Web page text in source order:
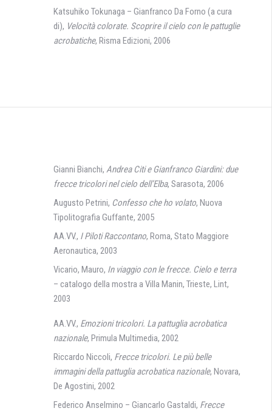
Katsuhiko Tokunaga – Gianfranco Da Forno (a cura
di), Velocità colorate. Scoprire il cielo con le pattuglie
acrobatiche, Risma Edizioni, 2006
Gianni Bianchi, Andrea Citi e Gianfranco Giardini: due
frecce tricolori nel cielo dell’Elba, Sarasota, 2006
Augusto Petrini, Confesso che ho volato, Nuova
Tipolitografia Guffante, 2005
AA.VV., I Piloti Raccontano, Roma, Stato Maggiore
Aeronautica, 2003
Vicario, Mauro, In viaggio con le frecce. Cielo e terra
– catalogo della mostra a Villa Manin, Trieste, Lint,
2003
AA.VV., Emozioni tricolori. La pattuglia acrobatica
nazionale, Primula Multimedia, 2002
Riccardo Niccoli, Frecce tricolori. Le più belle
immagini della pattuglia acrobatica nazionale, Novara,
De Agostini, 2002
Federico Anselmino – Giancarlo Gastaldi, Frecce